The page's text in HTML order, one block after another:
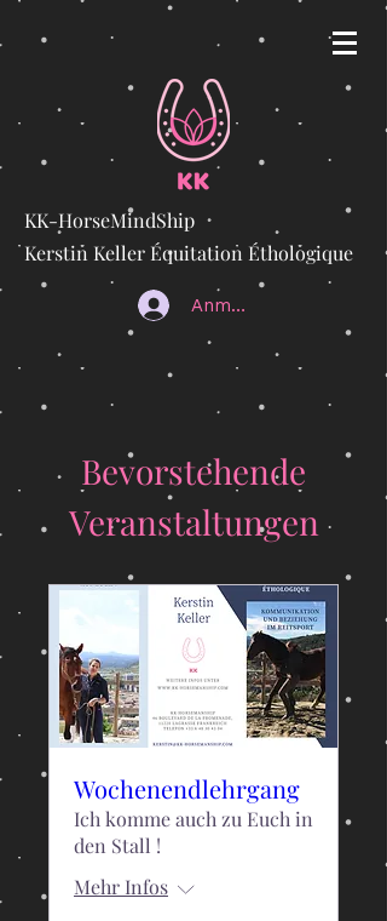
KK-HorseMindShip
Kerstin Keller Équitation Éthologique
Anmelden
Bevorstehende
Veranstaltungen
Wochenendlehrgang
Ich komme auch zu Euch in
den Stall !
Mehr Infos